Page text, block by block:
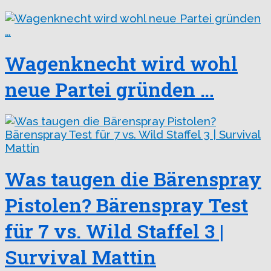
Wagenknecht wird wohl
neue Partei gründen …
Was taugen die Bärenspray
Pistolen? Bärenspray Test
für 7 vs. Wild Staffel 3 |
Survival Mattin